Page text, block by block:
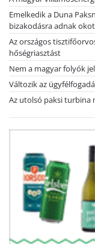
Emelkedik a Duna
bizakodásra adnak okot
Az országos
hőségriasztást
Nem a magyar folyók
Változik az
Az utolsó paksi turbina